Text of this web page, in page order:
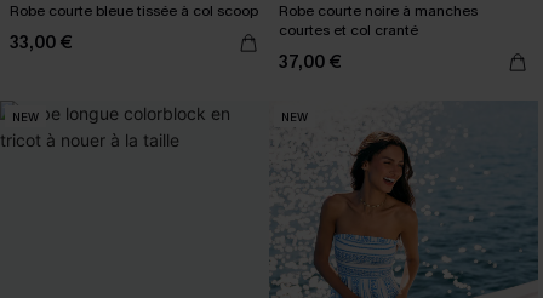
Robe courte bleue tissée à col scoop
33,00 €
Robe courte noire à manches
courtes et col cranté
37,00 €
NEW NEW